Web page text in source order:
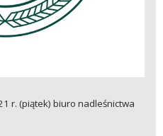
r. (piątek) biuro nadleśnictwa